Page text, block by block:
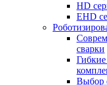
HD
EHD
сварки
Выбор